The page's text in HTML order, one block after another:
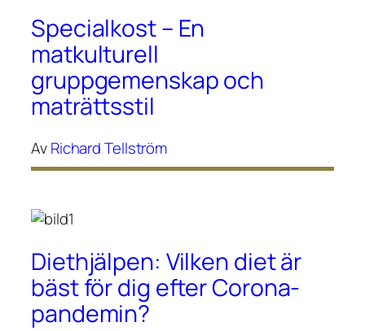
Specialkost – En
matkulturell
gruppgemenskap och
maträttsstil
AvRichard Tellström
Diethjälpen: Vilken diet är
bäst för dig efter Corona-
pandemin?